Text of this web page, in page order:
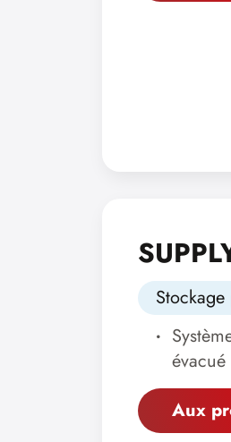
évacué
Aux